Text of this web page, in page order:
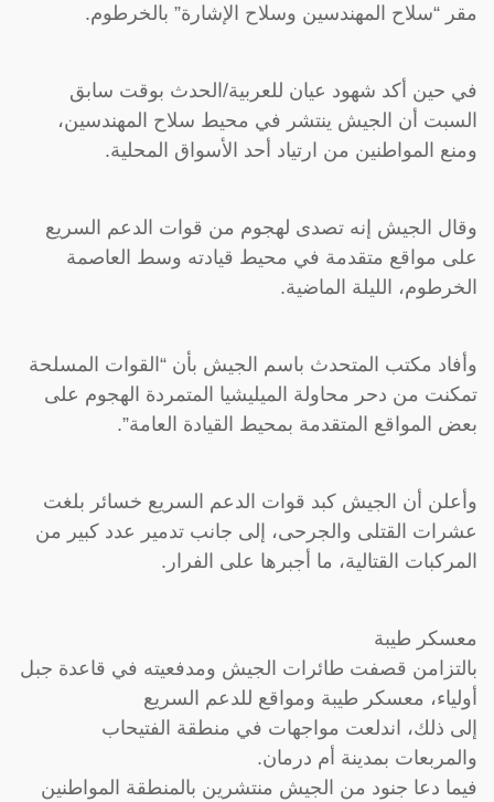
مقر “سلاح المهندسين وسلاح الإشارة” بالخرطوم.
في حين أكد شهود عيان للعربية/الحدث بوقت سابق
السبت أن الجيش ينتشر في محيط سلاح المهندسين،
ومنع المواطنين من ارتياد أحد الأسواق المحلية.
وقال الجيش إنه تصدى لهجوم من قوات الدعم السريع
على مواقع متقدمة في محيط قيادته وسط العاصمة
الخرطوم، الليلة الماضية.
وأفاد مكتب المتحدث باسم الجيش بأن “القوات المسلحة
تمكنت من دحر محاولة الميليشيا المتمردة الهجوم على
بعض المواقع المتقدمة بمحيط القيادة العامة”.
وأعلن أن الجيش كبد قوات الدعم السريع خسائر بلغت
عشرات القتلى والجرحى، إلى جانب تدمير عدد كبير من
المركبات القتالية، ما أجبرها على الفرار.
معسكر طيبة
بالتزامن قصفت طائرات الجيش ومدفعيته في قاعدة جبل
أولياء، معسكر طيبة ومواقع للدعم السريع
إلى ذلك، اندلعت مواجهات في منطقة الفتيحاب
والمربعات بمدينة أم درمان.
فيما دعا جنود من الجيش منتشرين بالمنطقة المواطنين